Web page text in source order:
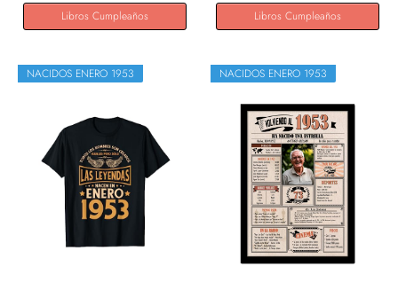
Libros Cumpleaños Libros Cumpleaños
NACIDOS ENERO 1953 NACIDOS ENERO 1953